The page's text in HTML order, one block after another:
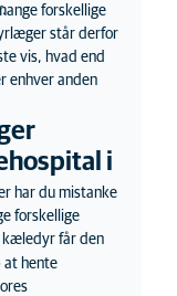
forskellige
står derfor
vis, hvad end
enhver anden
i
har du mistanke
forskellige
kæledyr får den
at hente